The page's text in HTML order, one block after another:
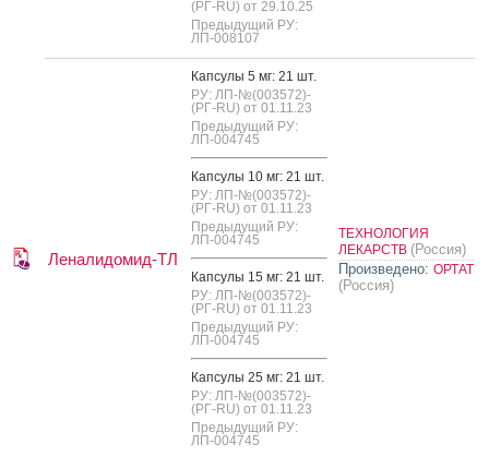
(РГ-RU) от 29.10.25
Предыдущий РУ:
ЛП-008107
Леналидомид-ТЛ
Кап­су­лы 5 мг: 21 шт.
РУ: ЛП-№(003572)-
(РГ-RU) от 01.11.23
Предыдущий РУ:
ЛП-004745
Кап­су­лы 10 мг: 21 шт.
РУ: ЛП-№(003572)-
(РГ-RU) от 01.11.23
Предыдущий РУ:
ЛП-004745
Кап­су­лы 15 мг: 21 шт.
РУ: ЛП-№(003572)-
(РГ-RU) от 01.11.23
Предыдущий РУ:
ЛП-004745
Кап­су­лы 25 мг: 21 шт.
РУ: ЛП-№(003572)-
(РГ-RU) от 01.11.23
Предыдущий РУ:
ЛП-004745
ТЕХНОЛОГИЯ
ЛЕКАРСТВ (Россия)
Произведено: ОРТАТ
(Россия)